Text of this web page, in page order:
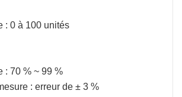
: 0 à 100 unités
: 70 % ~ 99 %
: erreur de ± 3 %